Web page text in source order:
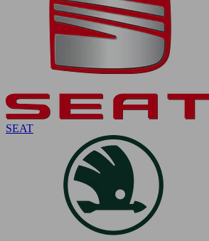
SEAT